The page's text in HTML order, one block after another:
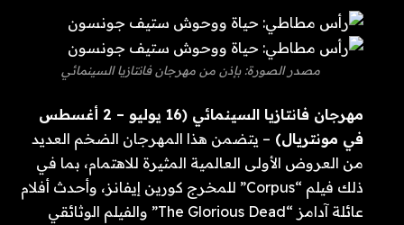
مصدر الصورة: بإذن من مهرجان فانتازيا السينمائي
مهرجان فانتازيا السينمائي (16 يوليو – 2 أغسطس
في مونتريال) – يتضمن هذا المهرجان الضخم العديد
من العروض الأولى العالمية المثيرة للاهتمام، بما في
ذلك فيلم “Corpus” للمخرج كورين إيفانز، وأحدث أفلام
عائلة آدامز “The Glorious Dead” والفيلم الوثائقي